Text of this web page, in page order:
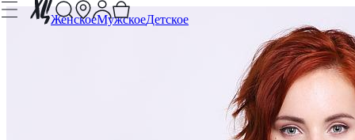
ЖенскоеМужскоеДетское